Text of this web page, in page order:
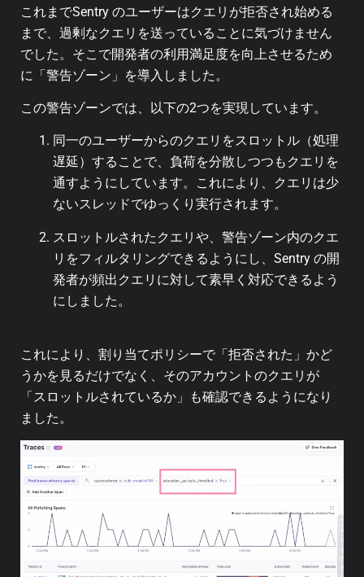
これまでSentry のユーザーはクエリが拒否され始める
まで、過剰なクエリを送っていることに気づけません
でした。そこで開発者の利用満足度を向上させるため
に「警告ゾーン」を導入しました。
この警告ゾーンでは、以下の2つを実現しています。
同一のユーザーからのクエリをスロットル（処理
遅延）することで、負荷を分散しつつもクエリを
通すようにしています。これにより、クエリは少
ないスレッドでゆっくり実行されます。
スロットルされたクエリや、警告ゾーン内のクエ
リをフィルタリングできるようにし、Sentry の開
発者が頻出クエリに対して素早く対応できるよう
にしました。
これにより、割り当てポリシーで「拒否された」かど
うかを見るだけでなく、そのアカウントのクエリが
「スロットルされているか」も確認できるようになり
ました。